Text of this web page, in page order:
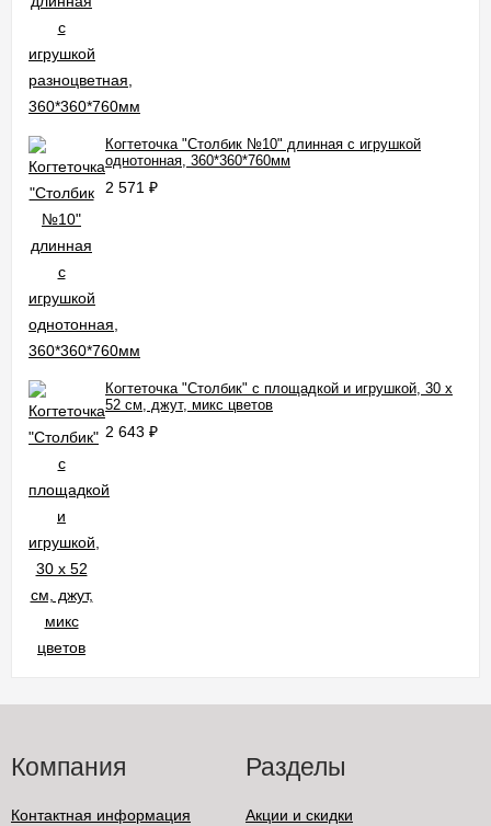
Когтеточка "Cтолбик №10" длинная с игрушкой
однотонная, 360*360*760мм
2 571 ₽
Когтеточка "Столбик" с площадкой и игрушкой, 30 х
52 см, джут, микс цветов
2 643 ₽
Компания
Контактная информация
Разделы
Акции и скидки